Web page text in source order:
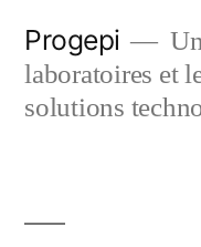
content
Progepi
laboratoires et
solutions